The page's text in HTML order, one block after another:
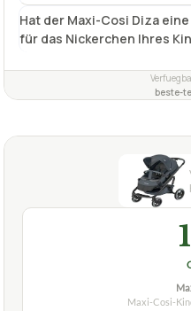
Hat der Maxi-Cosi Diza
für das Nickerchen Ihres
beste-
Maxi-Cosi-